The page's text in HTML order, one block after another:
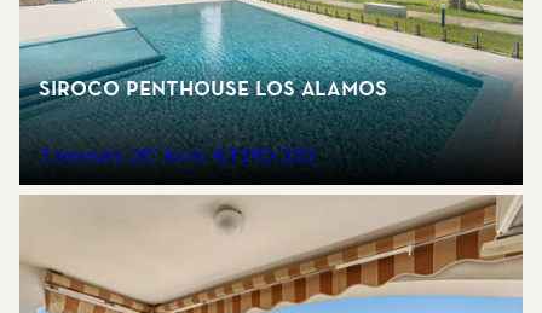
Siroco Penthouse Los Alamos
3 sovrum 201 kvm €1 590 000